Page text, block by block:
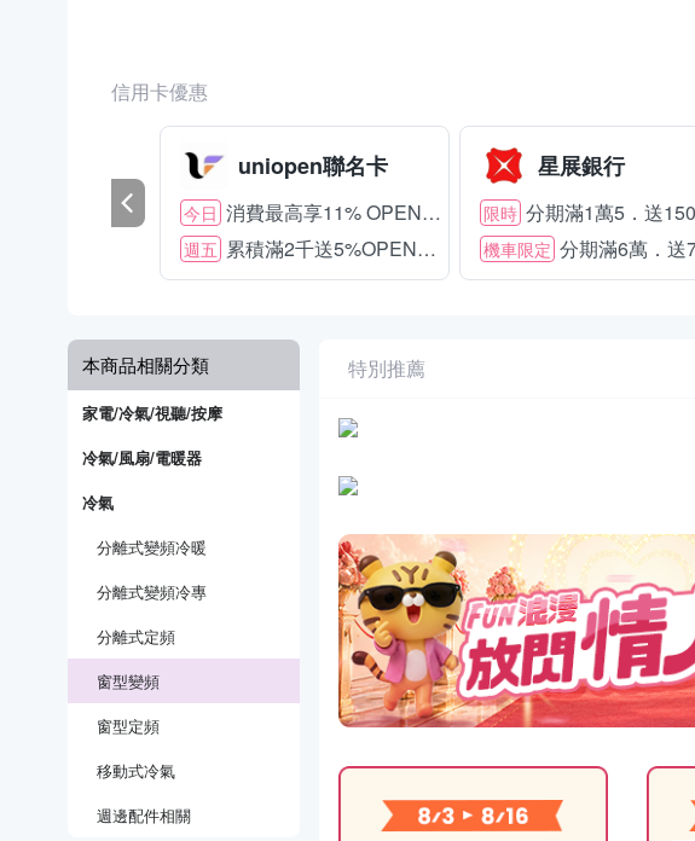
信用卡優惠
uniopen聯名卡
今日 消費最高享11% OPENPOINT
週五 累積滿2千送5%OPENPOINT
星展銀行
限時 分期滿1萬5．送
機車限定 分期滿6萬．送
本商品相關分類
家電/冷氣/視聽/按摩
冷氣/風扇/電暖器
冷氣
分離式變頻冷暖
分離式變頻冷專
分離式定頻
窗型變頻
窗型定頻
移動式冷氣
週邊配件相關
特別推薦